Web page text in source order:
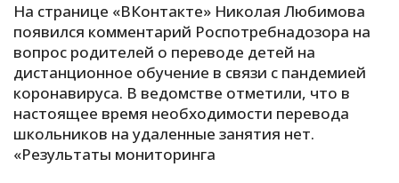
А
Б
В
П
На странице «ВКонтакте» Николая Любимова
появился комментарий Роспотребнадозора на
вопрос родителей о переводе детей на
дистанционное обучение в связи с пандемией
коронавируса. В ведомстве отметили, что в
настоящее время необходимости перевода
школьников на удаленные занятия нет.
«Результаты мониторинга